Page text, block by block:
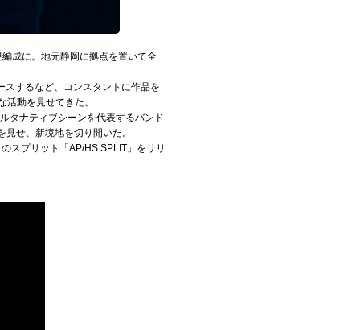
成に。地元静岡に拠点を置いて全
するなど、コンスタントに作品を
動を見せてきた。
タナティブシーンを代表するバンド
せ、新境地を切り開いた。
スプリット「AP/HS SPLIT」をリリ